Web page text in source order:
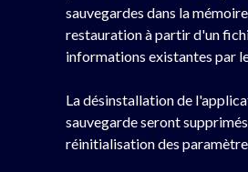
sauvegardes dans la
restauration à partir d'un
informations existantes par
La désinstallation de
sauvegarde seront
réinitialisation des